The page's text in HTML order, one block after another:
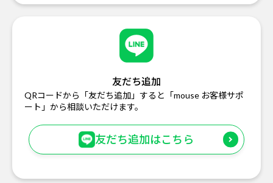
友だち追加
QRコードから「友だち追加」すると「mouse お客様サポ
ート」から相談いただけます。
友だち追加はこちら